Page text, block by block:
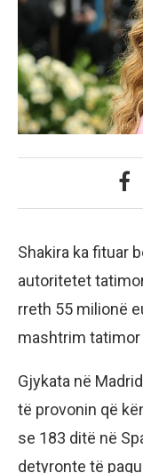
Shakira ka fituar
autoritetet
rreth 55 milionë
mashtrim tatimor
Gjykata në
të provonin që
se 183 ditë në
detyronte të